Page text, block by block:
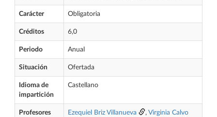
Carácter Obligatoria
Créditos 6,0
Periodo Anual
Situación Ofertada
Idioma de
impartición
Castellano
Profesores Ezequiel Briz Villanueva , Virginia Calvo